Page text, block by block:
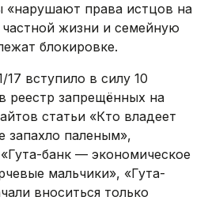
«нарушают права истцов на
жизни и семейную
блокировке.
вступило в силу 10
реестр запрещённых на
статьи «Кто владеет
запахло паленым»,
банк — экономическое
мальчики», «Гута-
вноситься только